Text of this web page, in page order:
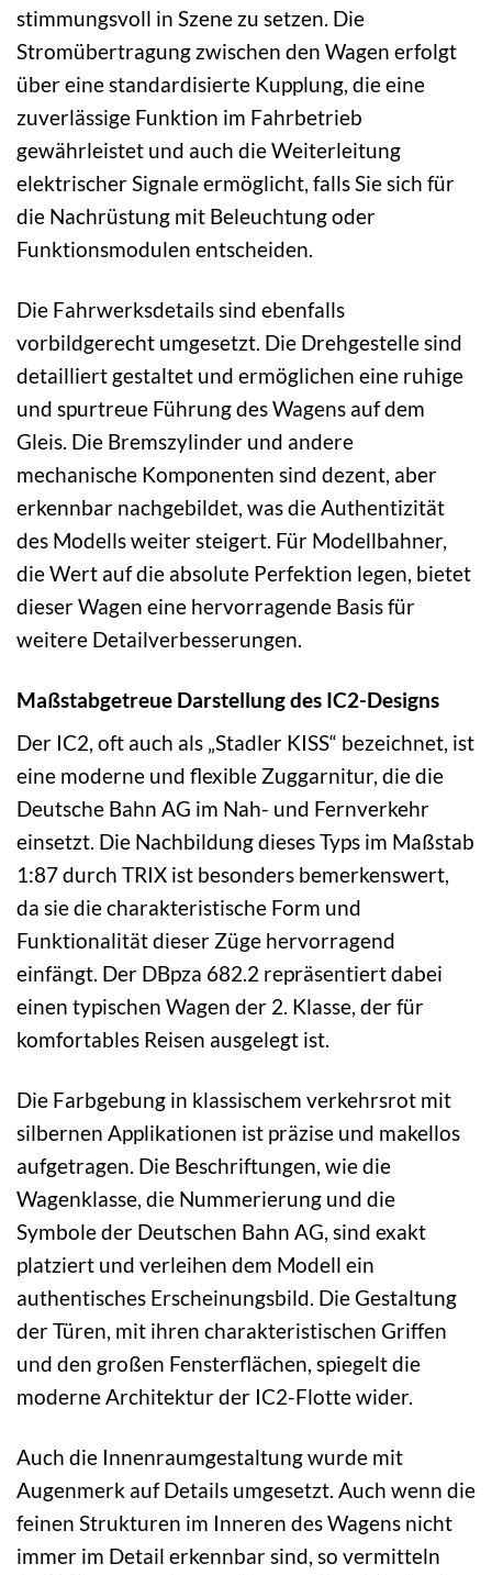
stimmungsvoll in Szene zu setzen. Die
Stromübertragung zwischen den Wagen erfolgt
über eine standardisierte Kupplung, die eine
zuverlässige Funktion im Fahrbetrieb
gewährleistet und auch die Weiterleitung
elektrischer Signale ermöglicht, falls Sie sich für
die Nachrüstung mit Beleuchtung oder
Funktionsmodulen entscheiden.
Die Fahrwerksdetails sind ebenfalls
vorbildgerecht umgesetzt. Die Drehgestelle sind
detailliert gestaltet und ermöglichen eine ruhige
und spurtreue Führung des Wagens auf dem
Gleis. Die Bremszylinder und andere
mechanische Komponenten sind dezent, aber
erkennbar nachgebildet, was die Authentizität
des Modells weiter steigert. Für Modellbahner,
die Wert auf die absolute Perfektion legen, bietet
dieser Wagen eine hervorragende Basis für
weitere Detailverbesserungen.
Maßstabgetreue Darstellung des IC2-Designs
Der IC2, oft auch als „Stadler KISS“ bezeichnet, ist
eine moderne und flexible Zuggarnitur, die die
Deutsche Bahn AG im Nah- und Fernverkehr
einsetzt. Die Nachbildung dieses Typs im Maßstab
1:87 durch TRIX ist besonders bemerkenswert,
da sie die charakteristische Form und
Funktionalität dieser Züge hervorragend
einfängt. Der DBpza 682.2 repräsentiert dabei
einen typischen Wagen der 2. Klasse, der für
komfortables Reisen ausgelegt ist.
Die Farbgebung in klassischem verkehrsrot mit
silbernen Applikationen ist präzise und makellos
aufgetragen. Die Beschriftungen, wie die
Wagenklasse, die Nummerierung und die
Symbole der Deutschen Bahn AG, sind exakt
platziert und verleihen dem Modell ein
authentisches Erscheinungsbild. Die Gestaltung
der Türen, mit ihren charakteristischen Griffen
und den großen Fensterflächen, spiegelt die
moderne Architektur der IC2-Flotte wider.
Auch die Innenraumgestaltung wurde mit
Augenmerk auf Details umgesetzt. Auch wenn die
feinen Strukturen im Inneren des Wagens nicht
immer im Detail erkennbar sind, so vermitteln